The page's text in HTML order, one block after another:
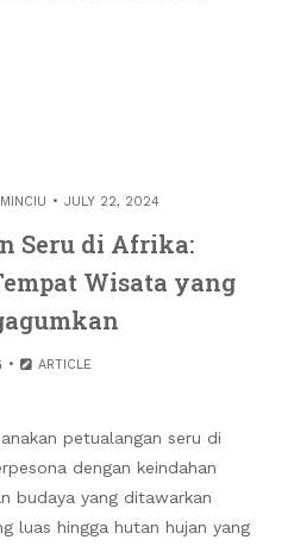
JULY 22, 2024
Seru di Afrika:
Wisata yang
ARTICLE
petualangan seru di
dengan keindahan
budaya yang ditawarkan
luas hingga hutan hujan yang